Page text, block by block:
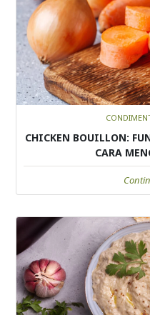
CHICKEN BOUILLON:
CARA